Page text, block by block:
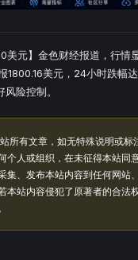
美元】金色财经报道，行情
1800.16美元，24小时跌幅
险控制。
所有文章，如无特殊说明或标
个人或组织，在未征得本站同
集、发布本站内容到任何网站
本站内容侵犯了原著者的合法